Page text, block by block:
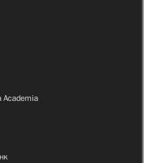
Academia